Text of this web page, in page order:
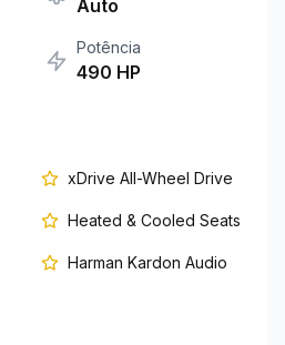
Auto
Potência
490 HP
xDrive All-Wheel Drive
Heated & Cooled Seats
Harman Kardon Audio